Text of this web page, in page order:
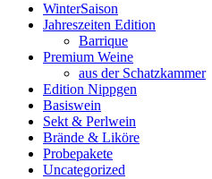
WinterSaison
Jahreszeiten Edition
Barrique
Premium Weine
aus der Schatzkammer
Edition Nippgen
Basiswein
Sekt & Perlwein
Brände & Liköre
Probepakete
Uncategorized